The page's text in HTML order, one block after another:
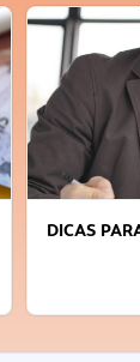
DICAS